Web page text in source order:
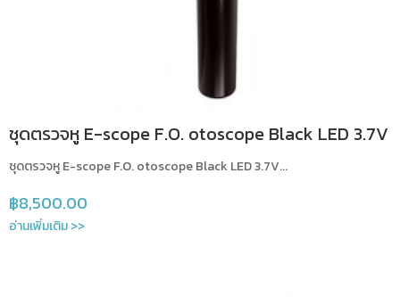
ชุดตรวจหู E-scope F.O. otoscope Black LED 3.7V
ชุดตรวจหู E-scope F.O. otoscope Black LED 3.7V...
฿8,500.00
อ่านเพิ่มเติม >>